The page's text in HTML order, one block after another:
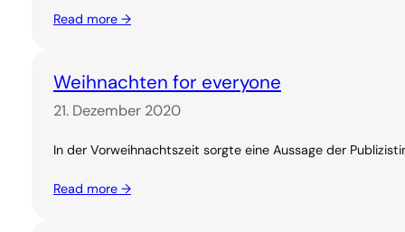
Read more →
Weihnachten for everyone
21. Dezember 2020
In der Vorweihnachtszeit sorgte eine Aussage der
Read more →